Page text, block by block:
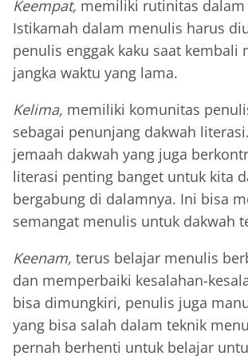
Keempat, memiliki rutinitas
Istikamah dalam menulis harus
penulis enggak kaku saat kembali
jangka waktu yang lama.
Kelima, memiliki komunitas
sebagai penunjang dakwah
jemaah dakwah yang juga
literasi penting banget untuk kita
bergabung di dalamnya. Ini bisa
semangat menulis untuk dakwah
Keenam, terus belajar menulis
dan memperbaiki kesalahan-
bisa dimungkiri, penulis juga
yang bisa salah dalam teknik
pernah berhenti untuk belajar